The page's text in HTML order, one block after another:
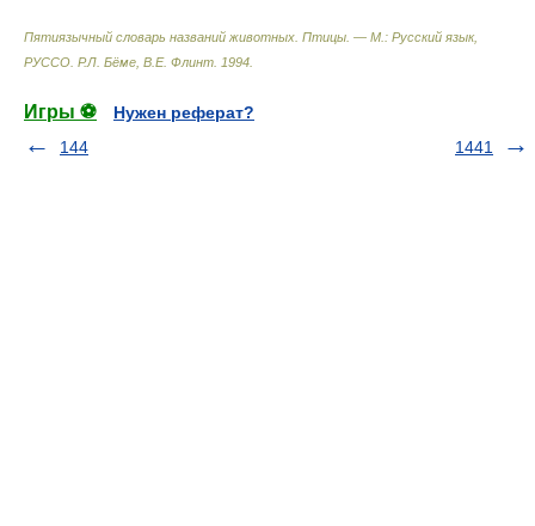
Пятиязычный словарь названий животных. Птицы. — М.: Русский язык,
РУССО Р.Л. Бёме, В.Е. Флинт 1994
Игры ⚽
Нужен реферат?
144
1441